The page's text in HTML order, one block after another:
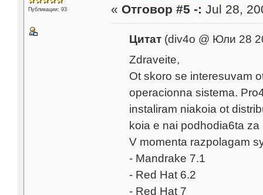
Публикации: 93 « Отговор #5 -: Jul 28,
Цитат(div4o @ Юли 28
Zdraveite,
Ot skoro se interesuvam
operacionna sistema.
instaliram niakoia ot
koia e nai podhodia6ta
V momenta razpolagam
- Mandrake 7.1
- Red Hat 6.2
- Red Hat 7